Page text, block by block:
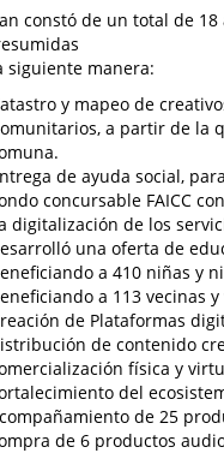
constó de un total de
siguiente manera:
y mapeo de
a partir de la
de ayuda social,
concursable FAICC
digitalización de los
una oferta de
a 410 niñas y
a 113 vecinas
de Plataformas
de contenido
física y
del
de 25
de 6 productos